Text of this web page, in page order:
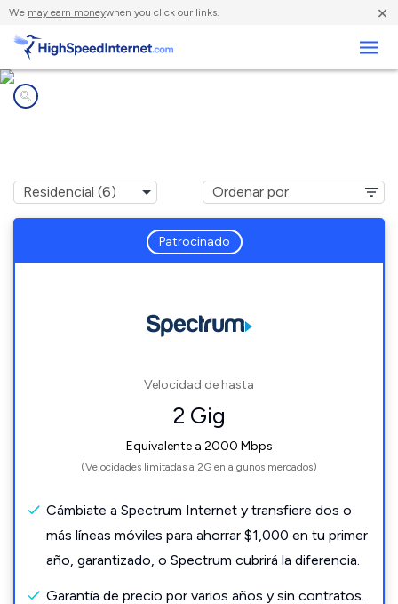
We may earn moneywhen you click our links. ×
Patrocinado
Velocidad de hasta
2 Gig
Equivalente a 2000 Mbps
(Velocidades limitadas a 2G en algunos mercados)
Cámbiate a Spectrum Internet y transfiere dos o
más líneas móviles para ahorrar $1,000 en tu primer
año, garantizado, o Spectrum cubrirá la diferencia.
Garantía de precio por varios años y sin contratos.